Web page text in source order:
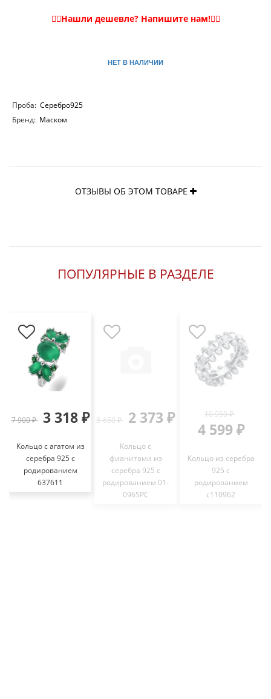
НЕТ В НАЛИЧИИ
Проба: Серебро925
Бренд: Маском
ОТЗЫВЫ ОБ ЭТОМ ТОВАРЕ
ПОПУЛЯРНЫЕ В РАЗДЕЛЕ
7 900 ₽ 3 318 ₽
Кольцо с агатом из
серебра 925 с
родированием
637611
5 650 ₽ 2 373 ₽
Кольцо с
фианитами из
серебра 925 с
родированием 01-
0965РС
10 950 ₽
4 599 ₽
Кольцо из серебра
925 с
родированием
с110962